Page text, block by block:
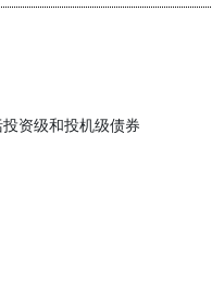
资级和投机级债券